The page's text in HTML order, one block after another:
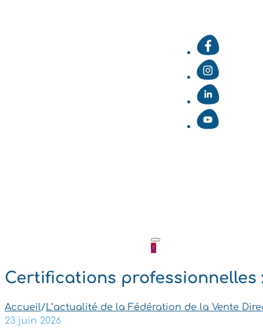
0
Certifications professionnelles
Accueil/L’actualité de la Fédération de la Vente
23 juin 2026